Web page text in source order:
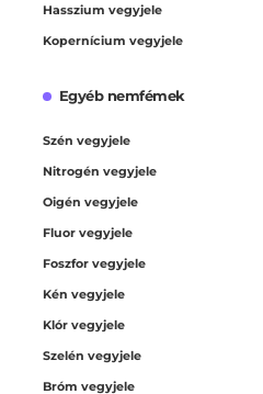
Hasszium vegyjele
Kopernícium vegyjele
Egyéb nemfémek
Szén vegyjele
Nitrogén vegyjele
Oigén vegyjele
Fluor vegyjele
Foszfor vegyjele
Kén vegyjele
Klór vegyjele
Szelén vegyjele
Bróm vegyjele